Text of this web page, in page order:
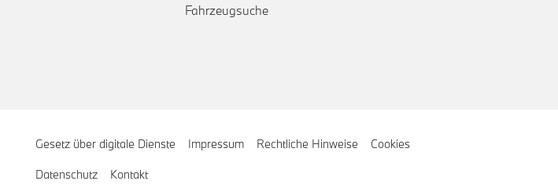
Fahrzeugsuche
Gesetz über digitale Dienste Impressum Rechtliche Hinweise Cookies
Datenschutz Kontakt